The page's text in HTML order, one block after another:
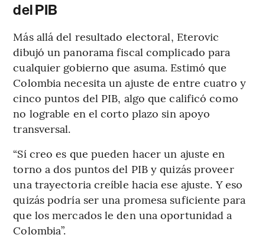
del PIB
Más allá del resultado electoral, Eterovic
dibujó un panorama fiscal complicado para
cualquier gobierno que asuma. Estimó que
Colombia necesita un ajuste de entre cuatro y
cinco puntos del PIB, algo que calificó como
no lograble en el corto plazo sin apoyo
transversal.
“Sí creo es que pueden hacer un ajuste en
torno a dos puntos del PIB y quizás proveer
una trayectoria creíble hacia ese ajuste. Y eso
quizás podría ser una promesa suficiente para
que los mercados le den una oportunidad a
Colombia”.